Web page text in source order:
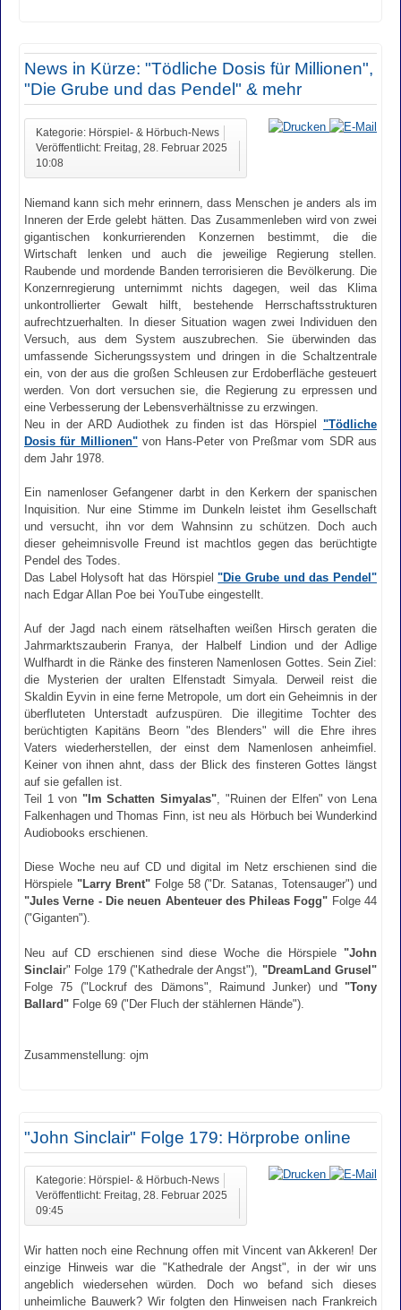
News in Kürze: "Tödliche Dosis für Millionen",
"Die Grube und das Pendel" & mehr
Kategorie: Hörspiel- & Hörbuch-News
Veröffentlicht: Freitag, 28. Februar 2025
10:08
Niemand kann sich mehr erinnern, dass Menschen je anders als im
Inneren der Erde gelebt hätten. Das Zusammenleben wird von zwei
gigantischen konkurrierenden Konzernen bestimmt, die die
Wirtschaft lenken und auch die jeweilige Regierung stellen.
Raubende und mordende Banden terrorisieren die Bevölkerung. Die
Konzernregierung unternimmt nichts dagegen, weil das Klima
unkontrollierter Gewalt hilft, bestehende Herrschaftsstrukturen
aufrechtzuerhalten. In dieser Situation wagen zwei Individuen den
Versuch, aus dem System auszubrechen. Sie überwinden das
umfassende Sicherungssystem und dringen in die Schaltzentrale
ein, von der aus die großen Schleusen zur Erdoberfläche gesteuert
werden. Von dort versuchen sie, die Regierung zu erpressen und
eine Verbesserung der Lebensverhältnisse zu erzwingen.
Neu in der ARD Audiothek zu finden ist das Hörspiel "Tödliche
Dosis für Millionen"von Hans-Peter von Preßmar vom SDR aus
dem Jahr 1978.
Ein namenloser Gefangener darbt in den Kerkern der spanischen
Inquisition. Nur eine Stimme im Dunkeln leistet ihm Gesellschaft
und versucht, ihn vor dem Wahnsinn zu schützen. Doch auch
dieser geheimnisvolle Freund ist machtlos gegen das berüchtigte
Pendel des Todes.
Das Label Holysoft hat das Hörspiel"Die Grube und das Pendel"
nach Edgar Allan Poe bei YouTube eingestellt.
Auf der Jagd nach einem rätselhaften weißen Hirsch geraten die
Jahrmarktszauberin Franya, der Halbelf Lindion und der Adlige
Wulfhardt in die Ränke des finsteren Namenlosen Gottes. Sein Ziel:
die Mysterien der uralten Elfenstadt Simyala. Derweil reist die
Skaldin Eyvin in eine ferne Metropole, um dort ein Geheimnis in der
überfluteten Unterstadt aufzuspüren. Die illegitime Tochter des
berüchtigten Kapitäns Beorn "des Blenders" will die Ehre ihres
Vaters wiederherstellen, der einst dem Namenlosen anheimfiel.
Keiner von ihnen ahnt, dass der Blick des finsteren Gottes längst
auf sie gefallen ist.
Teil 1 von "Im Schatten Simyalas", "Ruinen der Elfen" von Lena
Falkenhagen und Thomas Finn, ist neu als Hörbuch bei Wunderkind
Audiobooks erschienen.
Diese Woche neu auf CD und digital im Netz erschienen sind die
Hörspiele "Larry Brent"Folge 58 ("Dr. Satanas, Totensauger") und
"Jules Verne - Die neuen Abenteuer des Phileas Fogg" Folge 44
("Giganten").
Neu auf CD erschienen sind diese Woche die Hörspiele "John
Sinclair" Folge 179 ("Kathedrale der Angst"), "DreamLand Grusel"
Folge 75 ("Lockruf des Dämons", Raimund Junker) und "Tony
Ballard" Folge 69 ("Der Fluch der stählernen Hände").
Zusammenstellung: ojm
"John Sinclair" Folge 179: Hörprobe online
Kategorie: Hörspiel- & Hörbuch-News
Veröffentlicht: Freitag, 28. Februar 2025
09:45
Wir hatten noch eine Rechnung offen mit Vincent van Akkeren! Der
einzige Hinweis war die "Kathedrale der Angst", in der wir uns
angeblich wiedersehen würden. Doch wo befand sich dieses
unheimliche Bauwerk? Wir folgten den Hinweisen nach Frankreich